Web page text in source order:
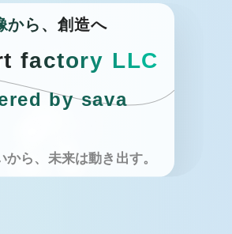
から 、 創造へ
t factory LLC
by sava
から、未来は動き出す。